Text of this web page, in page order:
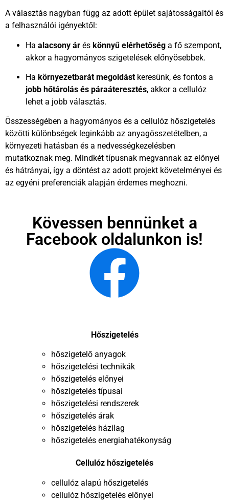
A választás nagyban függ az adott épület sajátosságaitól és
a felhasználói igényektől:
Ha alacsony ár és könnyű elérhetőség a fő szempont,
akkor a hagyományos szigetelések előnyösebbek.
Ha környezetbarát megoldást keresünk, és fontos a
jobb hőtárolás és páraáteresztés, akkor a cellulóz
lehet a jobb választás.
Összességében a hagyományos és a cellulóz hőszigetelés
közötti különbségek leginkább az anyagösszetételben, a
környezeti hatásban és a nedvességkezelésben
mutatkoznak meg. Mindkét típusnak megvannak az előnyei
és hátrányai, így a döntést az adott projekt követelményei és
az egyéni preferenciák alapján érdemes meghozni.
Kövessen bennünket a
Facebook oldalunkon is!
Hőszigetelés
hőszigetelő anyagok
hőszigetelési technikák
hőszigetelés előnyei
hőszigetelés típusai
hőszigetelési rendszerek
hőszigetelés árak
hőszigetelés házilag
hőszigetelés energiahatékonyság
Cellulóz hőszigetelés
cellulóz alapú hőszigetelés
cellulóz hőszigetelés előnyei